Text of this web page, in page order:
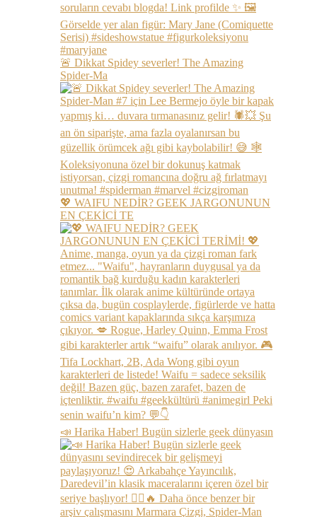
🚨 Dikkat Spidey severler! The Amazing
Spider-Ma
💖 WAIFU NEDİR? GEEK JARGONUNUN
EN ÇEKİCİ TE
📣 Harika Haber! Bugün sizlerle geek dünyasın